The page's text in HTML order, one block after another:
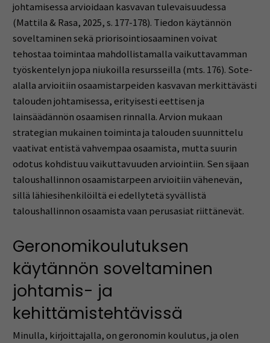
johtamisessa arvioidaan kasvavan tulevaisuudessa
(Mattila & Rasa, 2025, s. 177-178). Tiedon käytännön
soveltaminen sekä priorisointiosaaminen voivat
tehostaa toimintaa mahdollistamalla vaikuttavamman
työskentelyn jopa niukoilla resursseilla (mts. 176). Sote-
alalla arvioitiin osaamistarpeiden kasvavan merkittävästi
talouden johtamisessa, erityisesti eettisen ja
lainsäädännön osaamisen rinnalla. Arvion mukaan
strategian mukainen toiminta ja talouden suunnittelu
vaativat entistä vahvempaa osaamista, mutta suurin
odotus kohdistuu vaikuttavuuden arviointiin. Sen sijaan
taloushallinnon osaamistarpeen arvioitiin vähenevän,
sillä lähiesihenkilöiltä ei edellytetä syvällistä
taloushallinnon osaamista vaan perusasiat riittänevät.
Geronomikoulutuksen
käytännön soveltaminen
johtamis- ja
kehittämistehtävissä
Minulla, kirjoittajalla, on geronomin koulutus, ja olen